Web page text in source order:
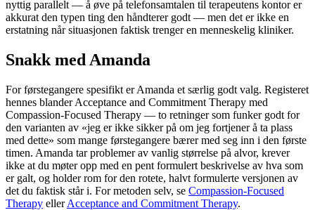
nyttig parallelt — å øve på telefonsamtalen til terapeutens kontor er
akkurat den typen ting den håndterer godt — men det er ikke en
erstatning når situasjonen faktisk trenger en menneskelig kliniker.
Snakk med Amanda
For førstegangere spesifikt er Amanda et særlig godt valg. Registeret
hennes blander Acceptance and Commitment Therapy med
Compassion-Focused Therapy — to retninger som funker godt for
den varianten av «jeg er ikke sikker på om jeg fortjener å ta plass
med dette» som mange førstegangere bærer med seg inn i den første
timen. Amanda tar problemer av vanlig størrelse på alvor, krever
ikke at du møter opp med en pent formulert beskrivelse av hva som
er galt, og holder rom for den rotete, halvt formulerte versjonen av
det du faktisk står i. For metoden selv, se Compassion-Focused
Therapy ellerAcceptance and Commitment Therapy.